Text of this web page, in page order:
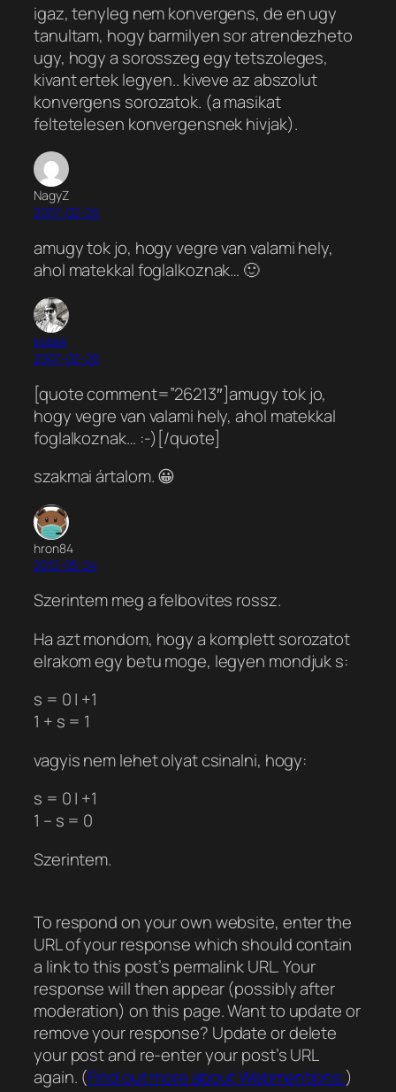
igaz, tenyleg nem konvergens, de en ugy
tanultam, hogy barmilyen sor atrendezheto
ugy, hogy a sorosszeg egy tetszoleges,
kivant ertek legyen.. kiveve az abszolut
konvergens sorozatok. (a masikat
feltetelesen konvergensnek hivjak).
NagyZ
2007-02-26
amugy tok jo, hogy vegre van valami hely,
ahol matekkal foglalkoznak… 🙂
kobak
2007-02-26
[quote comment=”26213″]amugy tok jo,
hogy vegre van valami hely, ahol matekkal
foglalkoznak… :-)[/quote]
szakmai ártalom. 😀
hron84
2012-05-24
Szerintem meg a felbovites rossz.
Ha azt mondom, hogy a komplett sorozatot
elrakom egy betu moge, legyen mondjuk s:
s = 0 | +1
1 + s = 1
vagyis nem lehet olyat csinalni, hogy:
s = 0 | +1
1 – s = 0
Szerintem.
To respond on your own website, enter the
URL of your response which should contain
a link to this post’s permalink URL. Your
response will then appear (possibly after
moderation) on this page. Want to update or
remove your response? Update or delete
your post and re-enter your post’s URL
again. (Find out more about Webmentions.)